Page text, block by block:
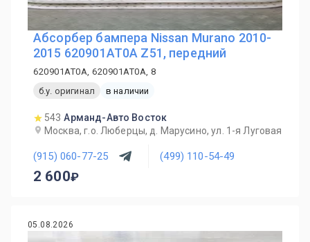
Абсорбер бампера Nissan Murano 2010-
2015 620901AT0A Z51, передний
620901AT0A, 620901AT0A, 8
б.у. оригинал
в наличии
543 Арманд-Авто Восток
Москва, г.о. Люберцы, д. Марусино, ул. 1-я Луговая
(915) 060-77-25 (499) 110-54-49
2 600
05.08.2026